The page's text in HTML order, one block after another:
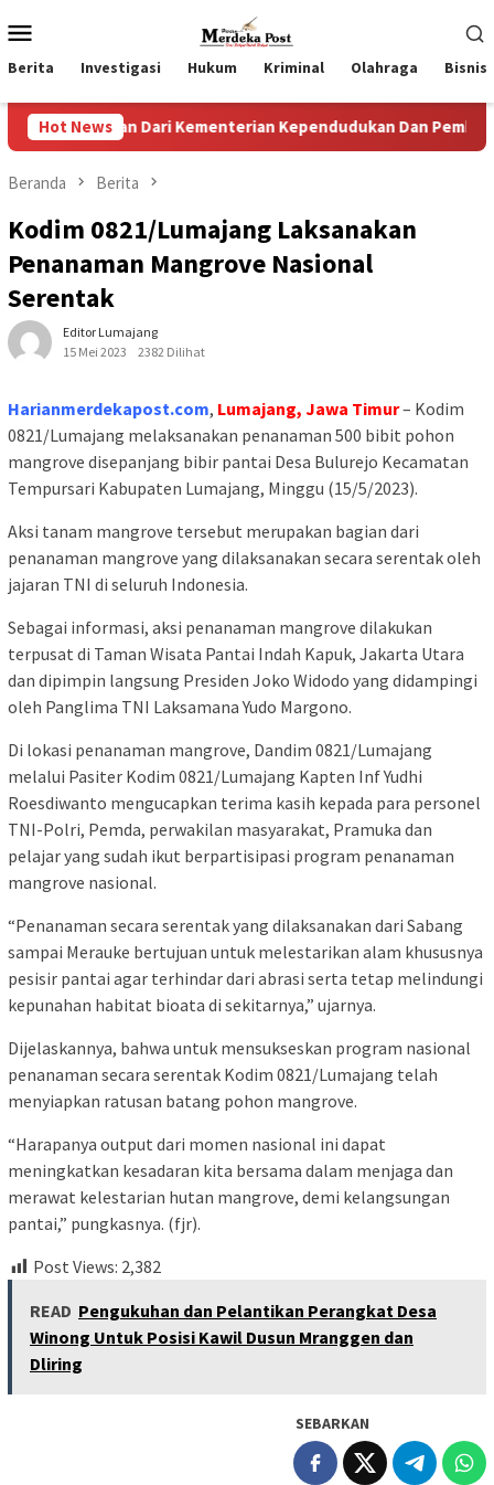
ke
kontenMobile
Berita Investigasi Hukum Kriminal Olahraga Bisnis
Hot News
Dari Kementerian Kependudukan Dan Pembangunan
Beranda Berita
Kodim 0821/Lumajang Laksanakan
Penanaman Mangrove Nasional
Serentak
Editor Lumajang
15 Mei 2023
2382 Dilihat
Harianmerdekapost.com, Lumajang, Jawa Timur– Kodim
0821/Lumajang melaksanakan penanaman 500 bibit pohon
mangrove disepanjang bibir pantai Desa Bulurejo Kecamatan
Tempursari Kabupaten Lumajang, Minggu (15/5/2023).
Aksi tanam mangrove tersebut merupakan bagian dari
penanaman mangrove yang dilaksanakan secara serentak oleh
jajaran TNI di seluruh Indonesia.
Sebagai informasi, aksi penanaman mangrove dilakukan
terpusat di Taman Wisata Pantai Indah Kapuk, Jakarta Utara
dan dipimpin langsung Presiden Joko Widodo yang didampingi
oleh Panglima TNI Laksamana Yudo Margono.
Di lokasi penanaman mangrove, Dandim 0821/Lumajang
melalui Pasiter Kodim 0821/Lumajang Kapten Inf Yudhi
Roesdiwanto mengucapkan terima kasih kepada para personel
TNI-Polri, Pemda, perwakilan masyarakat, Pramuka dan
pelajar yang sudah ikut berpartisipasi program penanaman
mangrove nasional.
“Penanaman secara serentak yang dilaksanakan dari Sabang
sampai Merauke bertujuan untuk melestarikan alam khususnya
pesisir pantai agar terhindar dari abrasi serta tetap melindungi
kepunahan habitat bioata di sekitarnya,” ujarnya.
Dijelaskannya, bahwa untuk mensukseskan program nasional
penanaman secara serentak Kodim 0821/Lumajang telah
menyiapkan ratusan batang pohon mangrove.
“Harapanya output dari momen nasional ini dapat
meningkatkan kesadaran kita bersama dalam menjaga dan
merawat kelestarian hutan mangrove, demi kelangsungan
pantai,” pungkasnya. (fjr).
Post Views: 2,382
READ Pengukuhan dan Pelantikan Perangkat Desa
Winong Untuk Posisi Kawil Dusun Mranggen dan
Dliring
SEBARKAN